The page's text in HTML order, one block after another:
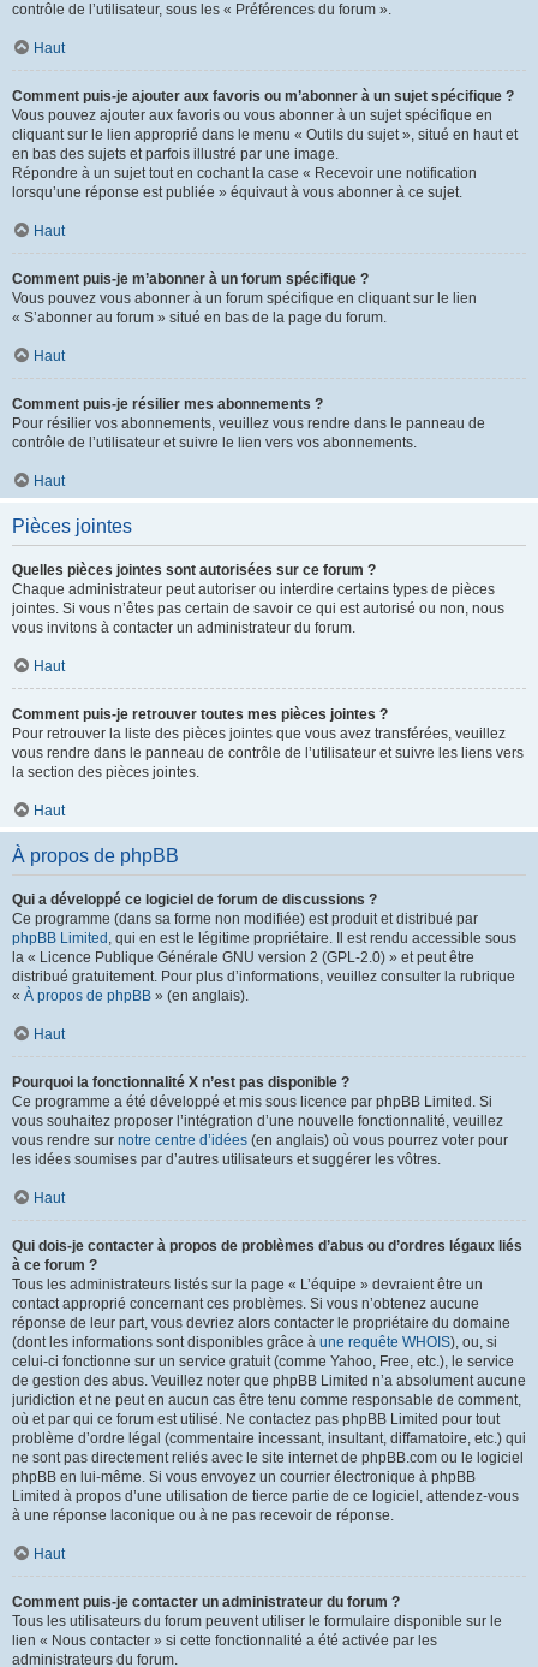
contrôle de l’utilisateur, sous les « Préférences du forum ».
Haut
Comment puis-je ajouter aux favoris ou m’abonner à un sujet spécifique ?
Vous pouvez ajouter aux favoris ou vous abonner à un sujet spécifique en
cliquant sur le lien approprié dans le menu « Outils du sujet », situé en haut et
en bas des sujets et parfois illustré par une image.
Répondre à un sujet tout en cochant la case « Recevoir une notification
lorsqu’une réponse est publiée » équivaut à vous abonner à ce sujet.
Haut
Comment puis-je m’abonner à un forum spécifique ?
Vous pouvez vous abonner à un forum spécifique en cliquant sur le lien
« S’abonner au forum » situé en bas de la page du forum.
Haut
Comment puis-je résilier mes abonnements ?
Pour résilier vos abonnements, veuillez vous rendre dans le panneau de
contrôle de l’utilisateur et suivre le lien vers vos abonnements.
Haut
Pièces jointes
Quelles pièces jointes sont autorisées sur ce forum ?
Chaque administrateur peut autoriser ou interdire certains types de pièces
jointes. Si vous n’êtes pas certain de savoir ce qui est autorisé ou non, nous
vous invitons à contacter un administrateur du forum.
Haut
Comment puis-je retrouver toutes mes pièces jointes ?
Pour retrouver la liste des pièces jointes que vous avez transférées, veuillez
vous rendre dans le panneau de contrôle de l’utilisateur et suivre les liens vers
la section des pièces jointes.
Haut
À propos de phpBB
Qui a développé ce logiciel de forum de discussions ?
Ce programme (dans sa forme non modifiée) est produit et distribué par
phpBB Limited , qui en est le légitime propriétaire. Il est rendu accessible sous
la « Licence Publique Générale GNU version 2 (GPL-2.0) » et peut être
distribué gratuitement. Pour plus d’informations, veuillez consulter la rubrique
« À propos de phpBB » (en anglais).
Haut
Pourquoi la fonctionnalité X n’est pas disponible ?
Ce programme a été développé et mis sous licence par phpBB Limited. Si
vous souhaitez proposer l’intégration d’une nouvelle fonctionnalité, veuillez
vous rendre sur notre centre d’idées (en anglais) où vous pourrez voter pour
les idées soumises par d’autres utilisateurs et suggérer les vôtres.
Haut
Qui dois-je contacter à propos de problèmes d’abus ou d’ordres légaux liés
à ce forum ?
Tous les administrateurs listés sur la page « L’équipe » devraient être un
contact approprié concernant ces problèmes. Si vous n’obtenez aucune
réponse de leur part, vous devriez alors contacter le propriétaire du domaine
(dont les informations sont disponibles grâce à une requête WHOIS), ou, si
celui-ci fonctionne sur un service gratuit (comme Yahoo, Free, etc.), le service
de gestion des abus. Veuillez noter que phpBB Limited n’a absolument aucune
juridiction et ne peut en aucun cas être tenu comme responsable de comment,
où et par qui ce forum est utilisé. Ne contactez pas phpBB Limited pour tout
problème d’ordre légal (commentaire incessant, insultant, diffamatoire, etc.) qui
ne sont pas directement reliés avec le site internet de phpBB.com ou le logiciel
phpBB en lui-même. Si vous envoyez un courrier électronique à phpBB
Limited à propos d’une utilisation de tierce partie de ce logiciel, attendez-vous
à une réponse laconique ou à ne pas recevoir de réponse.
Haut
Comment puis-je contacter un administrateur du forum ?
Tous les utilisateurs du forum peuvent utiliser le formulaire disponible sur le
lien « Nous contacter » si cette fonctionnalité a été activée par les
administrateurs du forum.